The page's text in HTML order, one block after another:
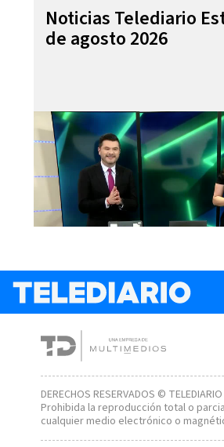
Noticias Telediario
de agosto 2026
DERECHOS RESERVADOS ©
Prohibida la reproducción total o
cualquier medio electrónico o